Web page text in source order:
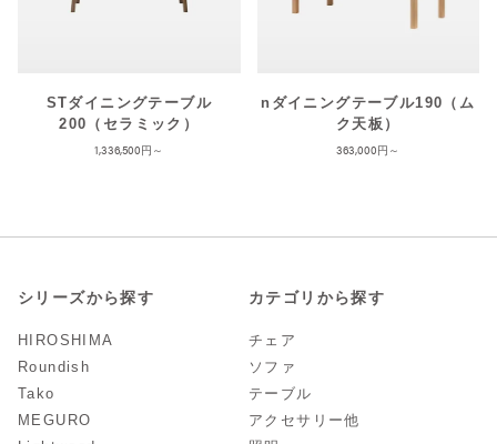
STダイニングテーブル
200（セラミック）
1,336,500
nダイニングテーブル190（ム
ク天板）
363,000
シリーズから探す
HIROSHIMA
Roundish
Tako
MEGURO
カテゴリから探す
チェア
ソファ
テーブル
アクセサリー他